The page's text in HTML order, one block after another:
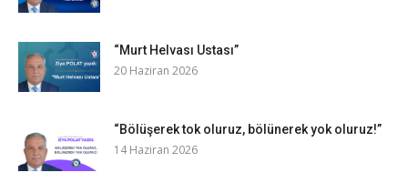
“Murt Helvası Ustası”
20 Haziran 2026
“Bölüşerek tok oluruz, bölünerek yok oluruz!”
14 Haziran 2026